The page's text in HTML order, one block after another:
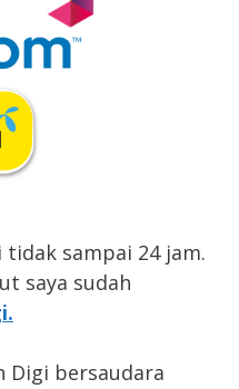
tidak sampai 24 jam.
saya sudah
Digi bersaudara